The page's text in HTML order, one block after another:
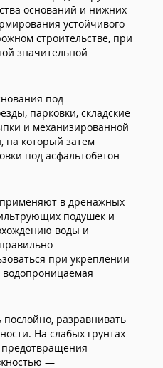
оснований и нижних
устойчивого
строительстве, при
значительной
под
парковки, складские
и механизированной
на который затем
под асфальтобетон
в дренажных
подушек и
воды и
при укреплении
водопроницаемая
послойно, разравнивать
На слабых грунтах
предотвращения
—